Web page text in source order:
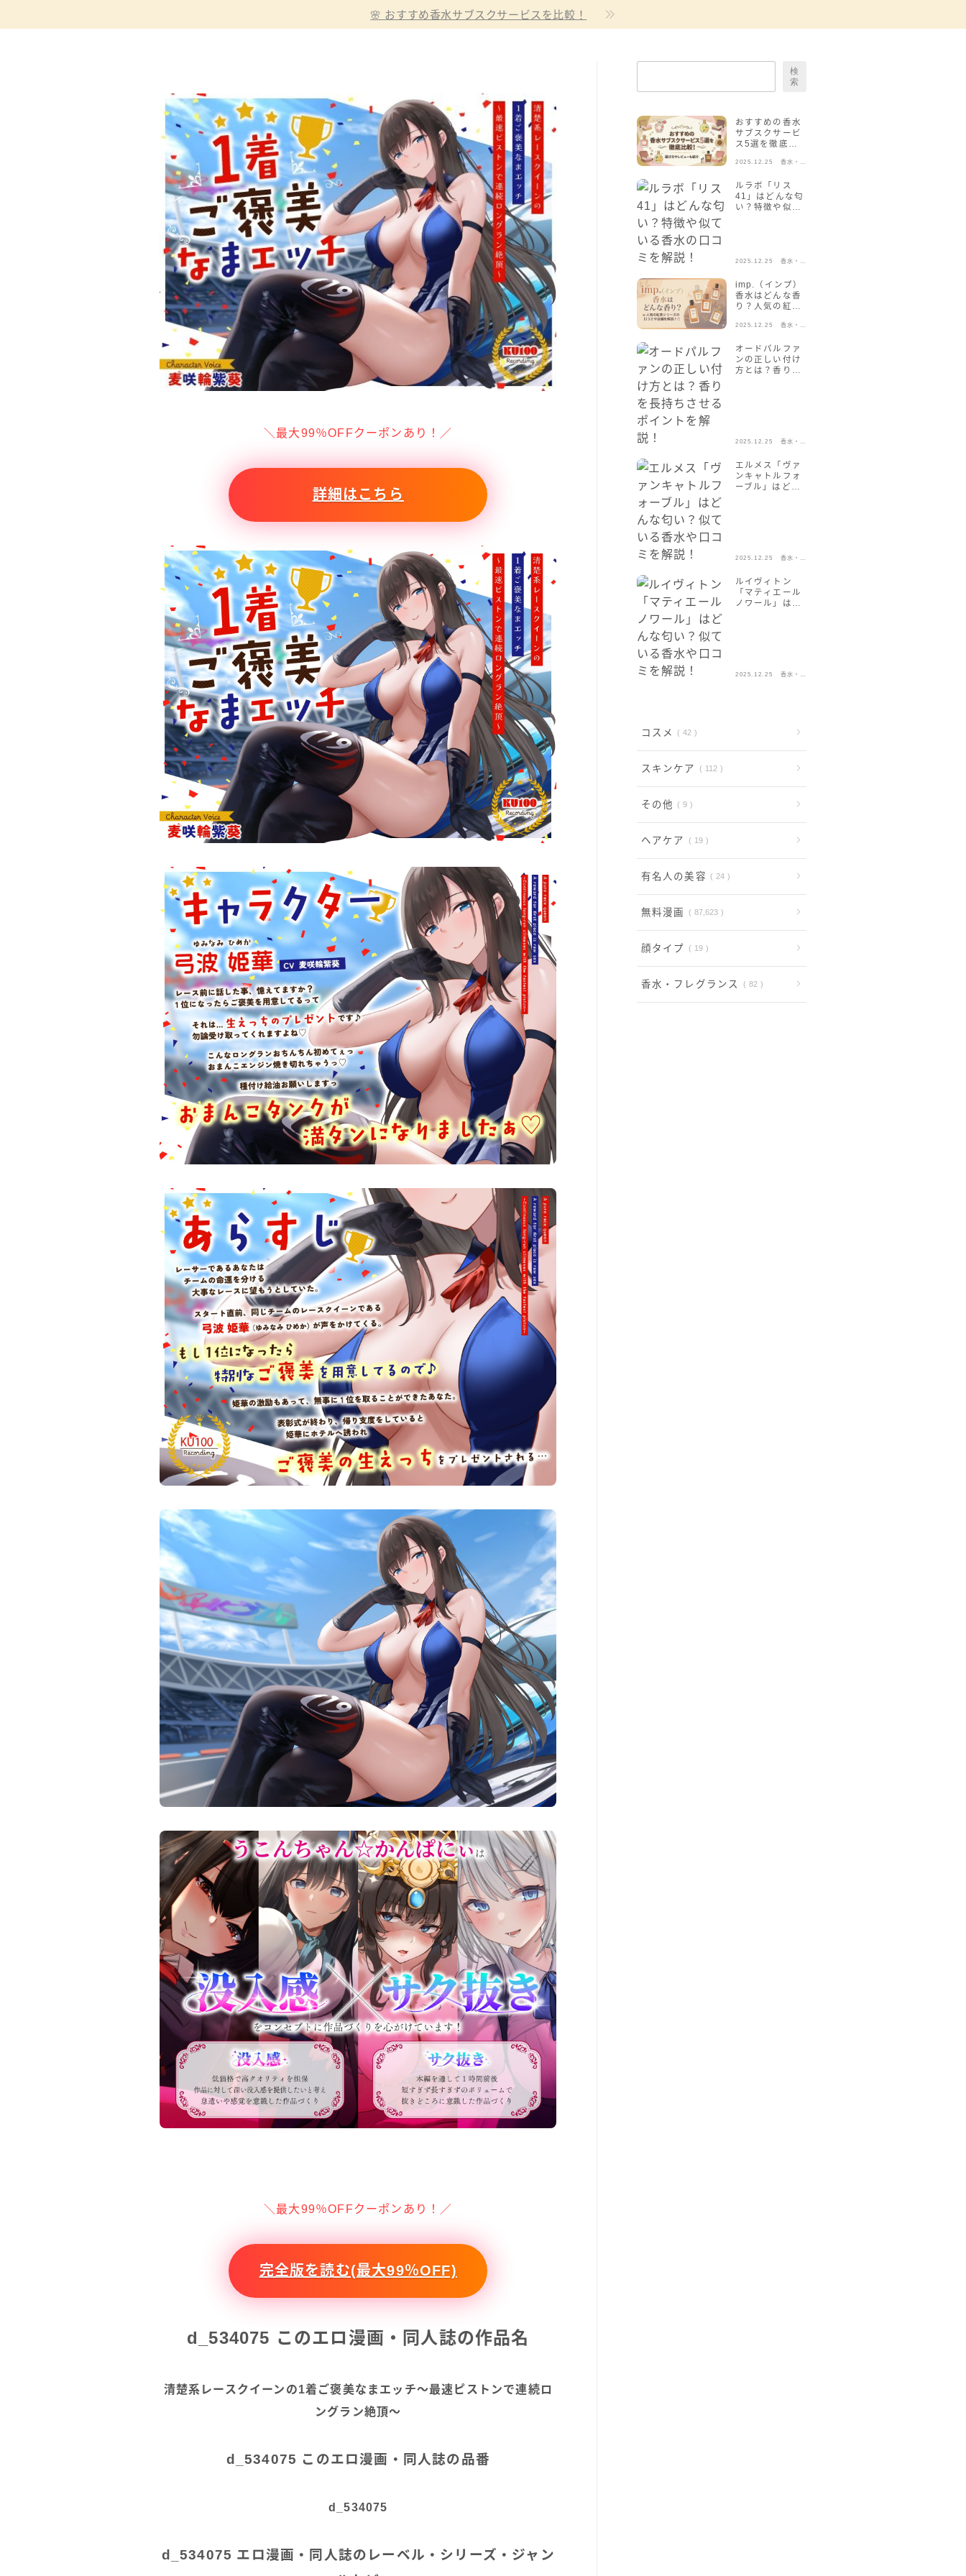
🌸 おすすめ香水サブスクサービスを比較！
＼最大99％OFFクーポンあり！／
詳細はこちら
＼最大99％OFFクーポンあり！／
完全版を読む(最大99％OFF)
d_534075 このエロ漫画・同人誌の作品名
清楚系レースクイーンの1着ご褒美なまエッチ〜最速ピストンで連続ロ
ングラン絶頂〜
d_534075 このエロ漫画・同人誌の品番
d_534075
d_534075 エロ漫画・同人誌のレーベル・シリーズ・ジャン
検
索
おすすめの香水
サブスクサービ
ス5選を徹底比
ビューも紹介
2025.12.25
香水・フ
ルラボ「リス
41」はどんな匂
い？特徴や似て
2025.12.25
香水・フ
imp.（インプ）
香水はどんな香
り？人気の紅茶
ミや店舗を解
2025.12.25
香水・フ
オードパルファ
ンの正しい付け
方とは？香りを
2025.12.25
香水・フ
エルメス「ヴァ
ンキャトルフォ
ーブル」はどん
2025.12.25
香水・フ
ルイヴィトン
「マティエール
ノワール」はど
2025.12.25
香水・フ
コスメ 42
スキンケア 112
その他 9
ヘアケア 19
有名人の美容 24
無料漫画 87,623
顔タイプ 19
香水・フレグランス 82